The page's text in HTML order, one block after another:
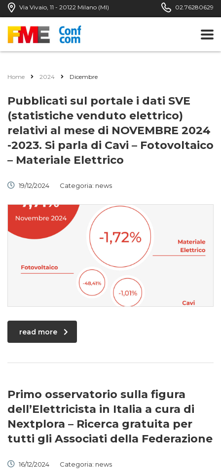
Via Vivaio, 11 - 20122 Milano (MI) 02.76280629
Home 2024 Dicembre
Pubblicati sul portale i dati SVE
(statistiche venduto elettrico)
relativi al mese di NOVEMBRE 2024
-2023. Si parla di Cavi – Fotovoltaico
– Materiale Elettrico
19/12/2024 Categoria: news
read more
Primo osservatorio sulla figura
dell’Elettricista in Italia a cura di
Nextplora – Ricerca gratuita per
tutti gli Associati della Federazione
16/12/2024 Categoria: news